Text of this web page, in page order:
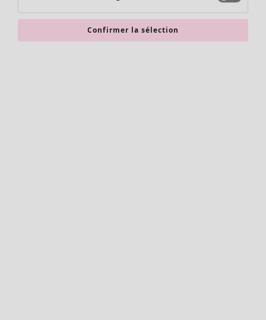
Bonnes affaires en soldes - jusqu'à -70
Confirmer la sélection